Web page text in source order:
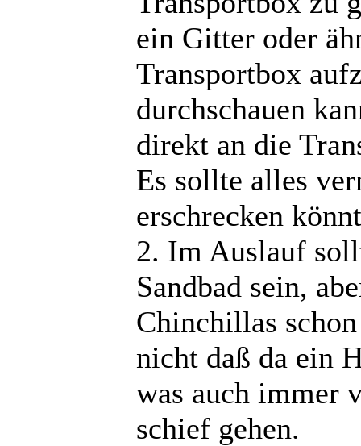
ein Gitter oder
Transportbox
durchschauen
direkt an die
Es sollte alles
erschrecken
2. Im Auslauf
Sandbad sein,
Chinchillas
nicht daß da ein
was auch immer
schief gehen.